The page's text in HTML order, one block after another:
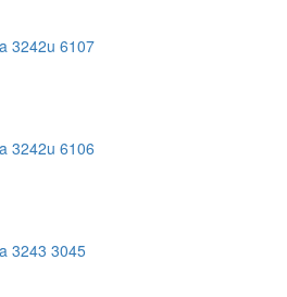
3242u 6107
3242u 6106
3243 3045